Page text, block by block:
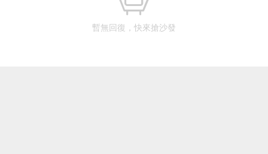
暫無回復，快來搶沙發